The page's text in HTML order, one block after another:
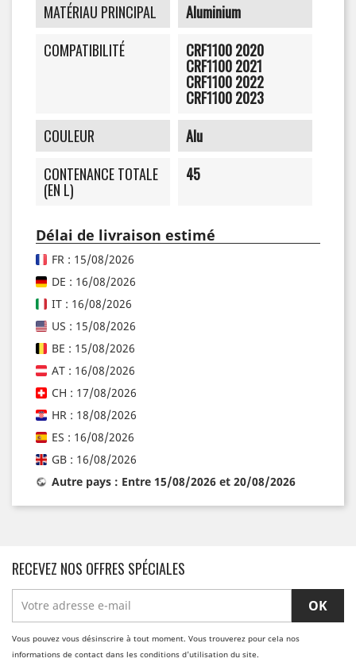
MATÉRIAU PRINCIPAL
Aluminium
COMPATIBILITÉ
CRF1100 2020
CRF1100 2021
CRF1100 2022
CRF1100 2023
COULEUR
Alu
CONTENANCE TOTALE
(EN L)
45
Délai de livraison estimé
FR : 15/08/2026
DE : 16/08/2026
IT : 16/08/2026
US : 15/08/2026
BE : 15/08/2026
AT : 16/08/2026
CH : 17/08/2026
HR : 18/08/2026
ES : 16/08/2026
GB : 16/08/2026
Autre pays : Entre 15/08/2026 et 20/08/2026
RECEVEZ NOS OFFRES SPÉCIALES
Vous pouvez vous désinscrire à tout moment. Vous trouverez pour cela nos
informations de contact dans les conditions d'utilisation du site.